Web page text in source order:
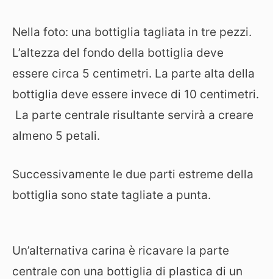
Nella foto: una bottiglia tagliata in tre pezzi.
L’altezza del fondo della bottiglia deve
essere circa 5 centimetri. La parte alta della
bottiglia deve essere invece di 10 centimetri.
La parte centrale risultante servirà a creare
almeno 5 petali.
Successivamente le due parti estreme della
bottiglia sono state tagliate a punta.
Un’alternativa carina è ricavare la parte
centrale con una bottiglia di plastica di un